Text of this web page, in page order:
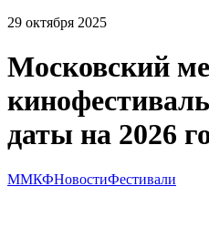
29 октября 2025
Московский
даты на 2026
ММКФНовостиФестивали